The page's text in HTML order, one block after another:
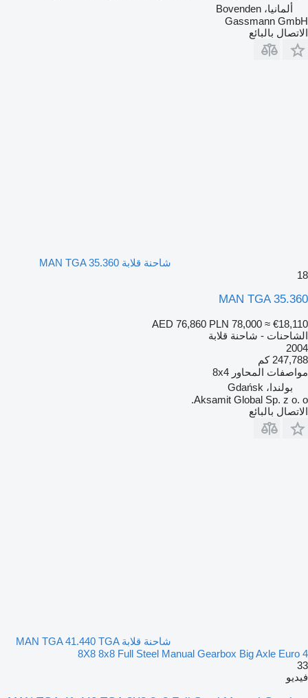
ألمانيا، Bovenden
Gassmann GmbH
الاتصال بالبائع
شاحنة قلابة MAN TGA 35.360
18
MAN TGA 35.360
AED 76,860 PLN 78,000 ≈ €18,110
الشاحنات - شاحنة قلابة
2004
247,788 كم
مواصفات المحاور 8x4
بولندا، Gdańsk
Aksamit Global Sp. z o. o.
الاتصال بالبائع
شاحنة قلابة MAN TGA 41.440 TGA
8X8 8x8 Full Steel Manual Gearbox Big Axle Euro 4
33
فيديو